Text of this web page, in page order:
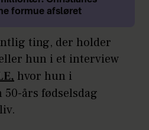
formue afsløret
ting, der holder
hun i et interview
hvor hun i
års fødselsdag